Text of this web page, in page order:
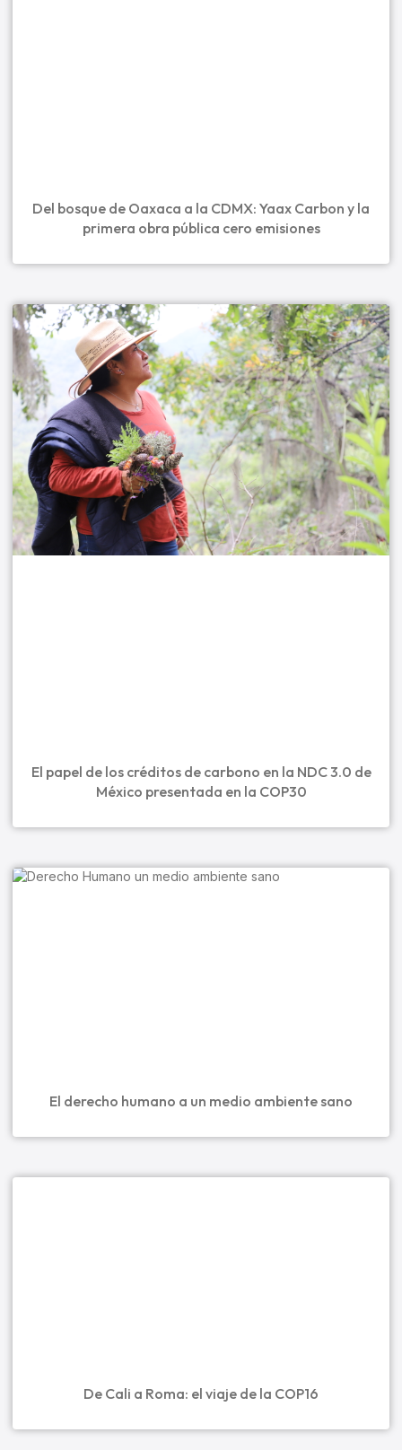
Del bosque de Oaxaca a la CDMX: Yaax Carbon y la
primera obra pública cero emisiones
El papel de los créditos de carbono en la NDC 3.0 de
México presentada en la COP30
El derecho humano a un medio ambiente sano
De Cali a Roma: el viaje de la COP16